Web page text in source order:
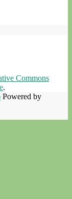
Commons
.
Powered by